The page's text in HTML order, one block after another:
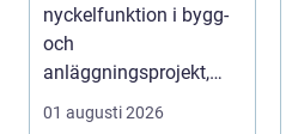
nyckelfunktion i bygg-
och
anläggningsprojekt,
med ansvar för att
01 augusti 2026